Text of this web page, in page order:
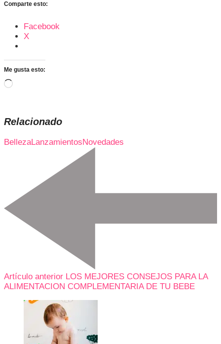
Comparte esto:
Facebook
X
Me gusta esto:
Cargando...
Relacionado
BellezaLanzamientosNovedades
Artículo anterior LOS MEJORES CONSEJOS PARA LA
ALIMENTACION COMPLEMENTARIA DE TU BEBE